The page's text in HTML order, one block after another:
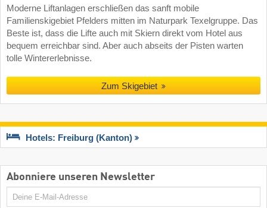
Moderne Liftanlagen erschließen das sanft mobile
Familienskigebiet Pfelders mitten im Naturpark Texelgruppe. Das
Beste ist, dass die Lifte auch mit Skiern direkt vom Hotel aus
bequem erreichbar sind. Aber auch abseits der Pisten warten
tolle Wintererlebnisse.
Zum Skigebiet
Hotels: Freiburg (Kanton)
Abonniere unseren Newsletter
E-